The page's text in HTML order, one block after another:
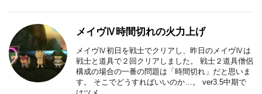
メイヴⅣ時間切れの火力上げ
メイヴⅣ初日を戦士でクリアし、昨日のメイヴⅣは
戦士と道具で２回クリアしました。 戦士２道具僧侶
構成の場合の一番の問題は「時間切れ」だと思いま
す。 そこでどうすればいいのか…。 ver3.5中期で